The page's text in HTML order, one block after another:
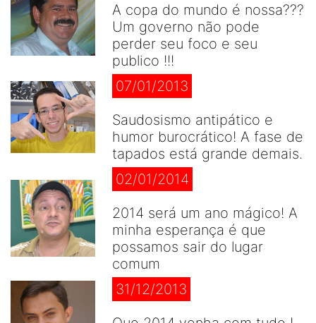
A copa do mundo é nossa???
Um governo não pode
perder seu foco e seu
publico !!!
07/01/2013
Saudosismo antipático e
humor burocrático! A fase de
tapados está grande demais.
02/01/2014
2014 será um ano mágico! A
minha esperança é que
possamos sair do lugar
comum
31/12/2013